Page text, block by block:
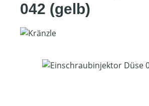
042 (gelb)
Bildergalerie überspringen